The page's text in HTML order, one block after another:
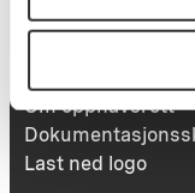
Utbetaling og
Om opphavsrett
Last ned logo